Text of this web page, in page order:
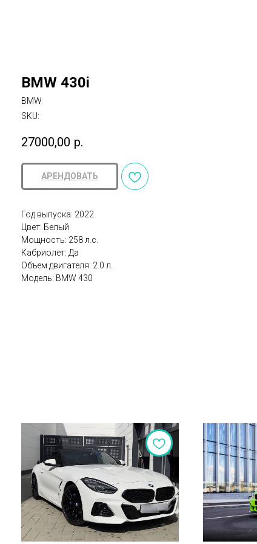
BMW 430i
BMW
SKU:
27000,00 р.
АРЕНДОВАТЬ
Год выпуска: 2022
Цвет: Белый
Мощность: 258 л.с.
Кабриолет: Да
Объем двигателя: 2.0 л.
Модель: BMW 430